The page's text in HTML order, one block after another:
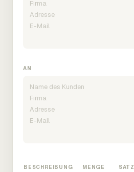
AN
BESCHREIBUNG MENGE SATZ